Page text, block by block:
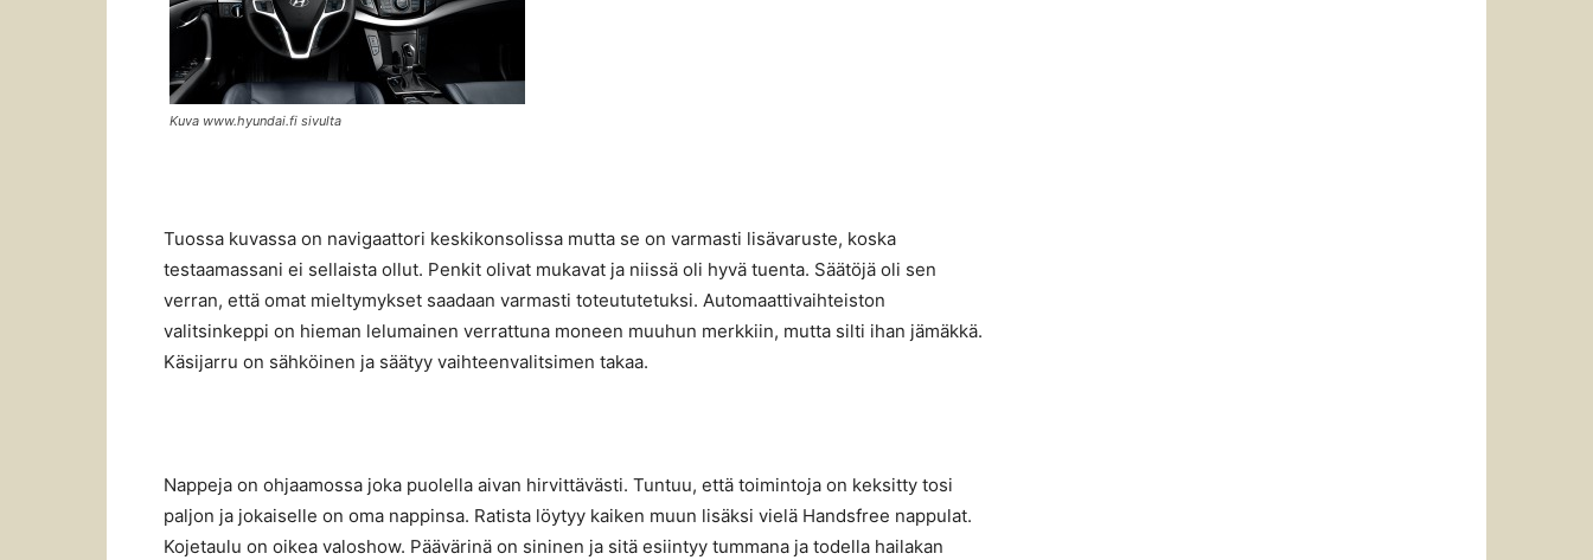
Kuva www.hyundai.fi sivulta
Tuossa kuvassa on navigaattori keskikonsolissa mutta se on varmasti lisävaruste, koska
testaamassani ei sellaista ollut. Penkit olivat mukavat ja niissä oli hyvä tuenta. Säätöjä oli sen
verran, että omat mieltymykset saadaan varmasti toteututetuksi. Automaattivaihteiston
valitsinkeppi on hieman lelumainen verrattuna moneen muuhun merkkiin, mutta silti ihan jämäkkä.
Käsijarru on sähköinen ja säätyy vaihteenvalitsimen takaa.
Nappeja on ohjaamossa joka puolella aivan hirvittävästi. Tuntuu, että toimintoja on keksitty tosi
paljon ja jokaiselle on oma nappinsa. Ratista löytyy kaiken muun lisäksi vielä Handsfree nappulat.
Kojetaulu on oikea valoshow. Päävärinä on sininen ja sitä esiintyy tummana ja todella hailakan